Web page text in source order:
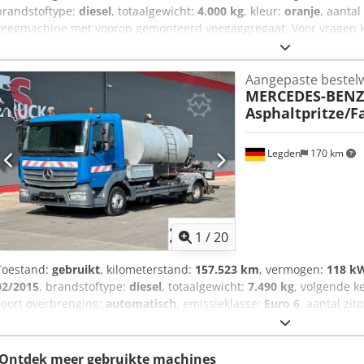
diesel, totaalgewicht: 4.000 kg, kleur: oranje,
met voorop gemonteerd veegaggregaat. Voor
goed * Fabrikant: Bucher * Model: CityCat 2000 * Afgesloten
* Zijborstel rechts * Voorste borstel * Opvangbak ----Prijs:
u ons bereiken op de volgende telefoonnummers: Wij
Ipxe Tjck Typefouten, vergissingen en tussenverkoop
1 /20
Legden 170 km
Aangepaste
MERCEDES-BENZ
Asphaltpritze/
gebruikt, kilometerstand: 157.523 km, vermogen: 118
2015, brandstoftype: diesel, totaalgewicht: 7.490 kg, volgende
overbrenging: automatisch, emissieklasse: Euro 6, aantal
vergrendeling, elektronisch stabiliteitsprogramma (ESP)
Boordcomputer met multifunctioneel stuurwiel * Vermindering
besturing van de opbouw ----* Kogelkop-aanhaakvoorziening *
Ontdek meer gebruikte machines